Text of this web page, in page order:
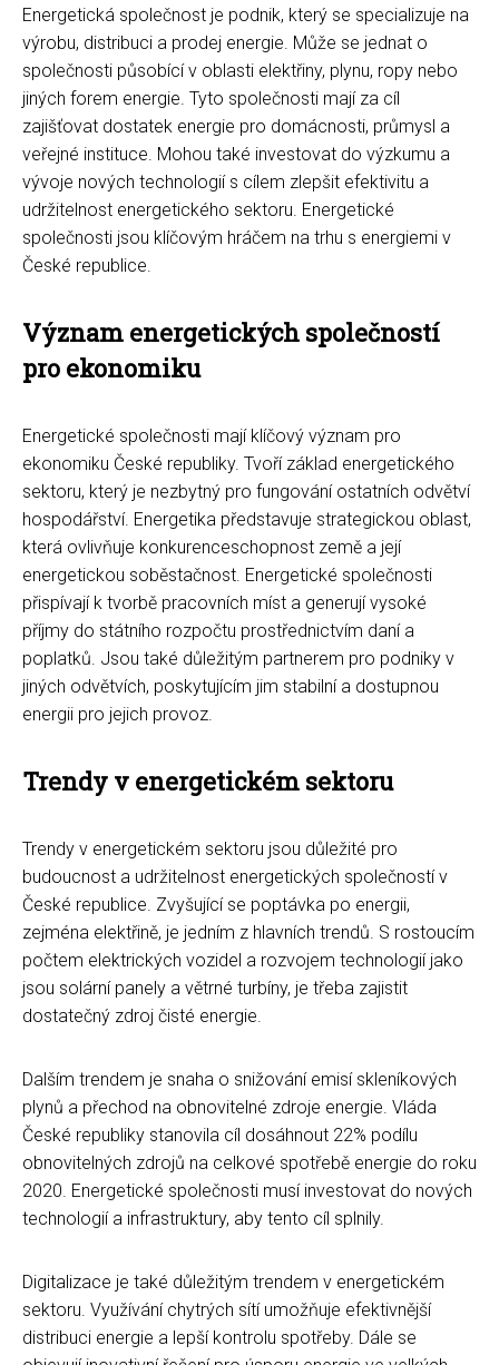
Energetická společnost je podnik, který se specializuje na
výrobu, distribuci a prodej energie. Může se jednat o
společnosti působící v oblasti elektřiny, plynu, ropy nebo
jiných forem energie. Tyto společnosti mají za cíl
zajišťovat dostatek energie pro domácnosti, průmysl a
veřejné instituce. Mohou také investovat do výzkumu a
vývoje nových technologií s cílem zlepšit efektivitu a
udržitelnost energetického sektoru. Energetické
společnosti jsou klíčovým hráčem na trhu s energiemi v
České republice.
Význam energetických společností
pro ekonomiku
Energetické společnosti mají klíčový význam pro
ekonomiku České republiky. Tvoří základ energetického
sektoru, který je nezbytný pro fungování ostatních odvětví
hospodářství. Energetika představuje strategickou oblast,
která ovlivňuje konkurenceschopnost země a její
energetickou soběstačnost. Energetické společnosti
přispívají k tvorbě pracovních míst a generují vysoké
příjmy do státního rozpočtu prostřednictvím daní a
poplatků. Jsou také důležitým partnerem pro podniky v
jiných odvětvích, poskytujícím jim stabilní a dostupnou
energii pro jejich provoz.
Trendy v energetickém sektoru
Trendy v energetickém sektoru jsou důležité pro
budoucnost a udržitelnost energetických společností v
České republice. Zvyšující se poptávka po energii,
zejména elektřině, je jedním z hlavních trendů. S rostoucím
počtem elektrických vozidel a rozvojem technologií jako
jsou solární panely a větrné turbíny, je třeba zajistit
dostatečný zdroj čisté energie.
Dalším trendem je snaha o snižování emisí skleníkových
plynů a přechod na obnovitelné zdroje energie. Vláda
České republiky stanovila cíl dosáhnout 22% podílu
obnovitelných zdrojů na celkové spotřebě energie do roku
2020. Energetické společnosti musí investovat do nových
technologií a infrastruktury, aby tento cíl splnily.
Digitalizace je také důležitým trendem v energetickém
sektoru. Využívání chytrých sítí umožňuje efektivnější
distribuci energie a lepší kontrolu spotřeby. Dále se